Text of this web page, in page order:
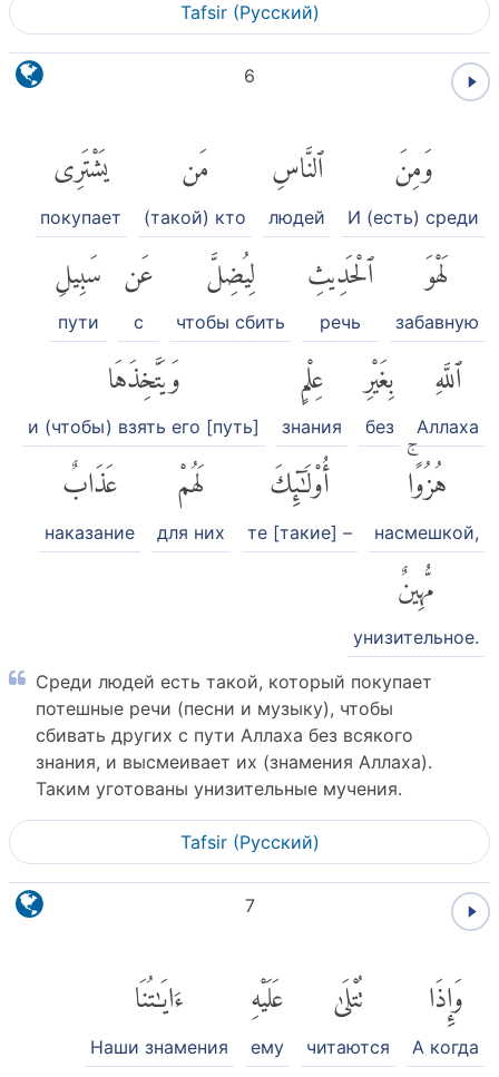
Tafsir (Pусский)
6
وَمِنَ
И (есть) среди
ٱلنَّاسِ
людей
مَن
(такой) кто
يَشْتَرِى
покупает
لَهْوَ
забавную
ٱلْحَدِيثِ
речь
لِيُضِلَّ
чтобы сбить
عَن
с
سَبِيلِ
пути
ٱللَّهِ
Аллаха
بِغَيْرِ
без
عِلْمٍ
знания
وَيَتَّخِذَهَا
и (чтобы) взять его [путь]
هُزُوًاۚ
насмешкой,
أُو۟لَٰٓئِكَ
те [такие] –
لَهُمْ
для них
عَذَابٌ
наказание
مُّهِينٌ
унизительное.
Среди людей есть такой, который покупает
потешные речи (песни и музыку), чтобы
сбивать других с пути Аллаха без всякого
знания, и высмеивает их (знамения Аллаха).
Таким уготованы унизительные мучения.
Tafsir (Pусский)
7
وَإِذَا
А когда
تُتْلَىٰ
читаются
عَلَيْهِ
ему
ءَايَٰتُنَا
Наши знамения